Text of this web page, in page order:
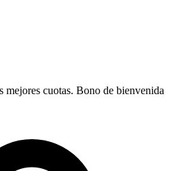
mejores cuotas. Bono de bienvenida